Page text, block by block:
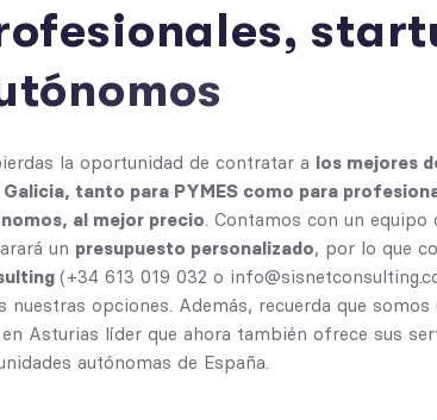
ofesionales, start
tónomos
la oportunidad de contratar a los mejores
Galicia, tanto para PYMES como para
al mejor precio. Contamos con un equipo
un presupuesto personalizado, por lo que
(+34 613 019 032 o
nuestras opciones. Además, recuerda que somos
Asturias líder que ahora también ofrece sus
autónomas de España.